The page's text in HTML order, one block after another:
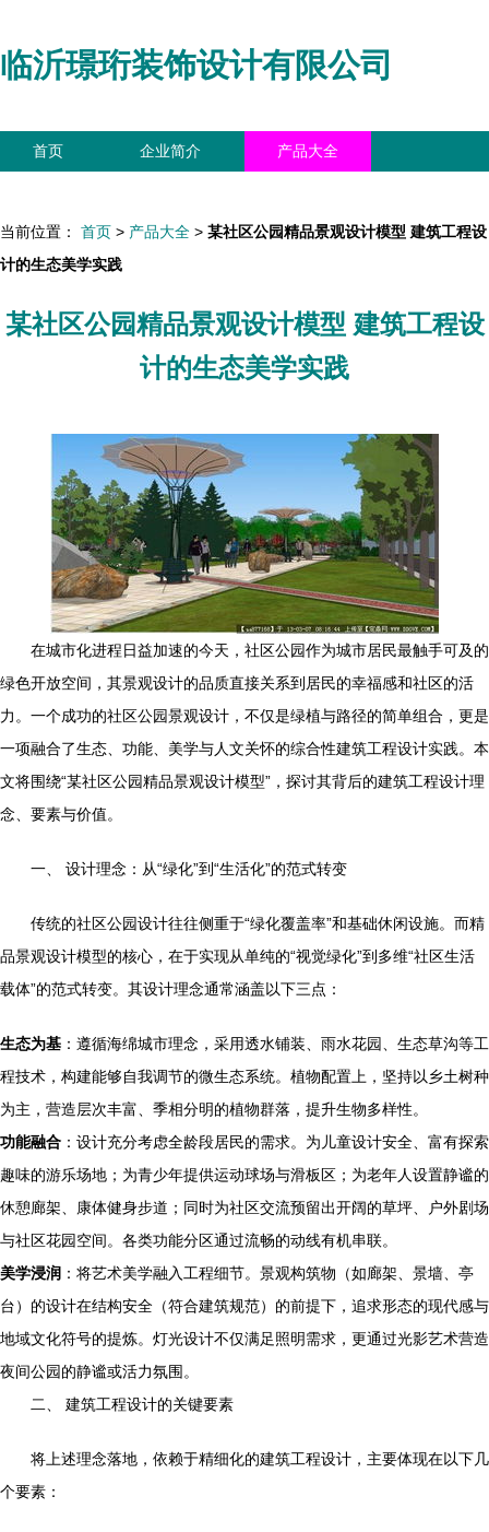
临沂璟珩装饰设计有限公司
首页 企业简介 产品大全
当前位置： 首页 > 产品大全 > 某社区公园精品景观设计模型 建筑工程设
计的生态美学实践
某社区公园精品景观设计模型 建筑工程设
计的生态美学实践
在城市化进程日益加速的今天，社区公园作为城市居民最触手可及的
绿色开放空间，其景观设计的品质直接关系到居民的幸福感和社区的活
力。一个成功的社区公园景观设计，不仅是绿植与路径的简单组合，更是
一项融合了生态、功能、美学与人文关怀的综合性建筑工程设计实践。本
文将围绕“某社区公园精品景观设计模型”，探讨其背后的建筑工程设计理
念、要素与价值。
一、 设计理念：从“绿化”到“生活化”的范式转变
传统的社区公园设计往往侧重于“绿化覆盖率”和基础休闲设施。而精
品景观设计模型的核心，在于实现从单纯的“视觉绿化”到多维“社区生活
载体”的范式转变。其设计理念通常涵盖以下三点：
生态为基 ：遵循海绵城市理念，采用透水铺装、雨水花园、生态草沟等工
程技术，构建能够自我调节的微生态系统。植物配置上，坚持以乡土树种
为主，营造层次丰富、季相分明的植物群落，提升生物多样性。
功能融合 ：设计充分考虑全龄段居民的需求。为儿童设计安全、富有探索
趣味的游乐场地；为青少年提供运动球场与滑板区；为老年人设置静谧的
休憩廊架、康体健身步道；同时为社区交流预留出开阔的草坪、户外剧场
与社区花园空间。各类功能分区通过流畅的动线有机串联。
美学浸润 ：将艺术美学融入工程细节。景观构筑物（如廊架、景墙、亭
台）的设计在结构安全（符合建筑规范）的前提下，追求形态的现代感与
地域文化符号的提炼。灯光设计不仅满足照明需求，更通过光影艺术营造
夜间公园的静谧或活力氛围。
二、 建筑工程设计的关键要素
将上述理念落地，依赖于精细化的建筑工程设计，主要体现在以下几
个要素：